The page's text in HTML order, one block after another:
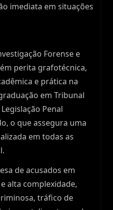
imediata em situações
Forense e
perita grafotécnica,
e prática na
em Tribunal
Penal
o que assegura uma
em todas as
de acusados em
alta complexidade,
tráfico de